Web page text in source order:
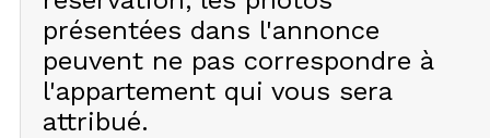
présentées dans l'annonce
peuvent ne pas correspondre à
l'appartement qui vous sera
attribué.